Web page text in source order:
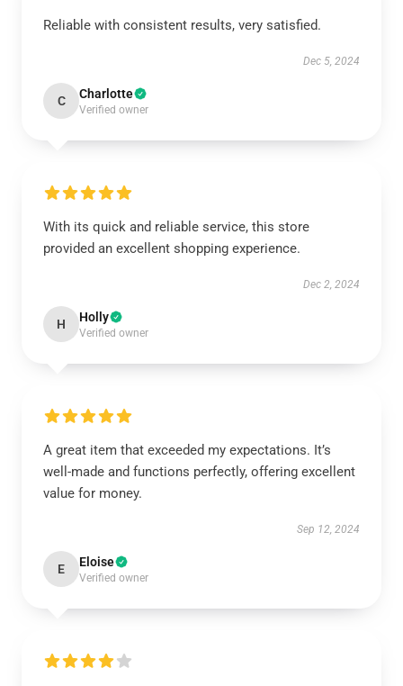
Reliable with consistent results, very satisfied.
Dec 5, 2024
C Charlotte
Verified owner
With its quick and reliable service, this store
provided an excellent shopping experience.
Dec 2, 2024
H Holly
Verified owner
A great item that exceeded my expectations. It’s
well-made and functions perfectly, offering excellent
value for money.
Sep 12, 2024
E Eloise
Verified owner